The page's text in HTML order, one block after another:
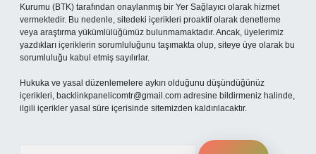
Kurumu (BTK) tarafından onaylanmış bir Yer Sağlayıcı olarak hizmet
vermektedir. Bu nedenle, sitedeki içerikleri proaktif olarak denetleme
veya araştırma yükümlülüğümüz bulunmamaktadır. Ancak, üyelerimiz
yazdıkları içeriklerin sorumluluğunu taşımakta olup, siteye üye olarak bu
sorumluluğu kabul etmiş sayılırlar.
Hukuka ve yasal düzenlemelere aykırı olduğunu düşündüğünüz
içerikleri, backlinkpanelicomtr@gmail.com adresine bildirmeniz halinde,
ilgili içerikler yasal süre içerisinde sitemizden kaldırılacaktır.